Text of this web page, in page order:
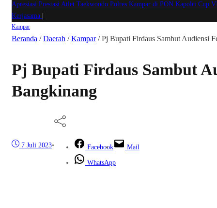
Apresiasi Prestasi Atlet Taekwondo Polres Kampar di PON Kapolri Cup
Kerjasama
Kampar
Beranda /Daerah /Kampar /Pj Bupati Firdaus Sambut Audiensi
Pj Bupati Firdaus Sambut
Bangkinang
7 Juli 2023• Facebook Mail
WhatsApp